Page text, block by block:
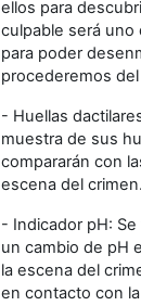
ellos para
culpable será
para poder
procederemos
- Huellas
muestra de sus
compararán con
escena del crimen.
- Indicador pH:
un cambio de pH
la escena del
en contacto con